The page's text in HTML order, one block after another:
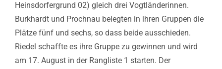
Heinsdorfergrund 02) gleich drei Vogtländerinnen.
Burkhardt und Prochnau belegten in ihren Gruppen die
Plätze fünf und sechs, so dass beide ausschieden.
Riedel schaffte es ihre Gruppe zu gewinnen und wird
am 17. August in der Rangliste 1 starten. Der